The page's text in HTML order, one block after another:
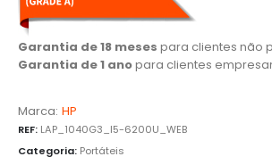
Garantia de 18 meses para clientes não
Garantia de 1 anopara clientes
Marca: HP
REF: LAP_1040G3_I5-6200U_WEB
Categoria: Portáteis